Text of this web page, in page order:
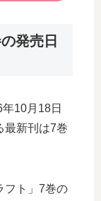
発売日
10月18日
最新刊は7巻
フト」7巻の